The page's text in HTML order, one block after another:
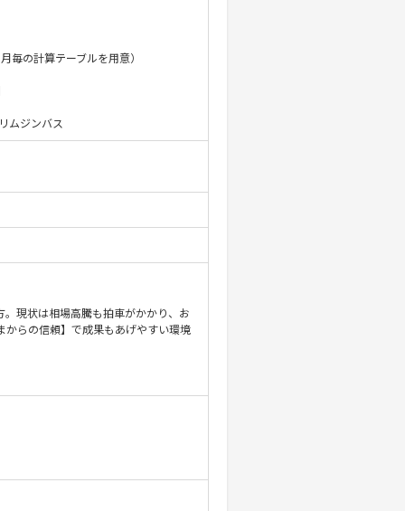
毎の計算テーブルを用意）
ムジンバス
現状は相場高騰も拍車がかかり、お
らの信頼】で成果もあげやすい環境